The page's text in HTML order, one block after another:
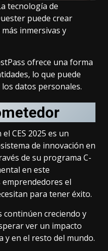
tecnología de
puede crear
inmersivas y
ofrece una forma
lo que puede
datos personales.
CES 2025 es un
de innovación en
de su programa C-
en este
el
para tener éxito.
continúen creciendo y
ver un impacto
y en el resto del mundo.